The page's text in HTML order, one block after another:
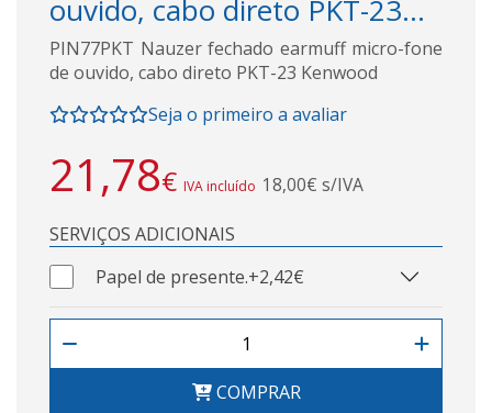
ouvido, cabo direto PKT-23...
PIN77PKT Nauzer fechado earmuff micro-fone
de ouvido, cabo direto PKT-23 Kenwood
Seja o primeiro a avaliar
21,78€ IVA incluído 18,00€ s/IVA
SERVIÇOS ADICIONAIS
Papel de presente.+2,42€
COMPRAR